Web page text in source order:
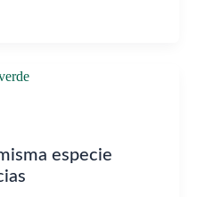
especie